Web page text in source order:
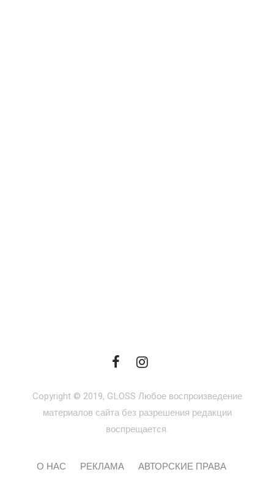
Copyright © 2019, GLOSS Любое воспроизведение
материалов сайта без разрешения редакции
воспрещается.
О НАС РЕКЛАМА АВТОРСКИЕ ПРАВА